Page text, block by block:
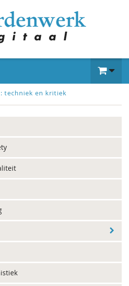
techniek en kritiek